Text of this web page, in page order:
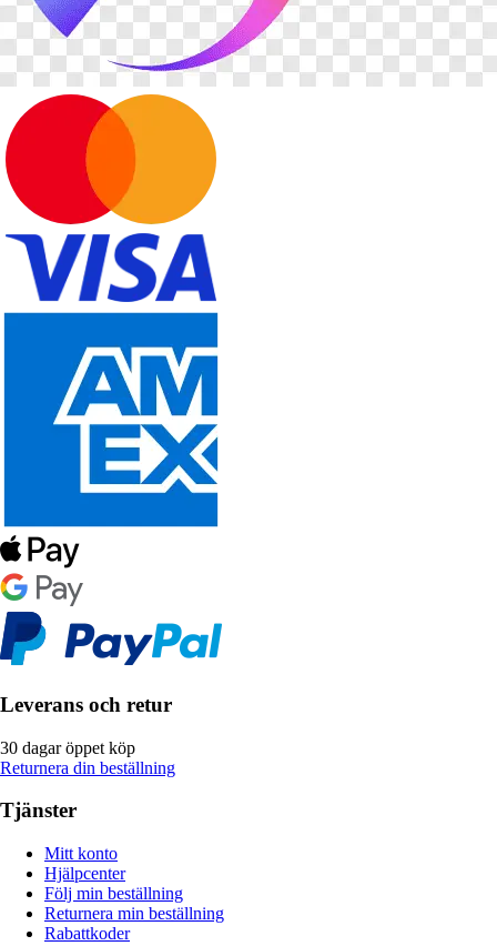
Leverans och retur
30 dagar öppet köp
Returnera din beställning
Tjänster
Mitt konto
Hjälpcenter
Följ min beställning
Returnera min beställning
Rabattkoder